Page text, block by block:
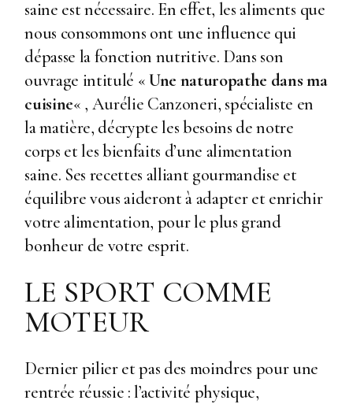
saine est nécessaire. En effet, les aliments que
nous consommons ont une influence qui
dépasse la fonction nutritive. Dans son
ouvrage intitulé «Une naturopathe dans ma
cuisine« , Aurélie Canzoneri, spécialiste en
la matière, décrypte les besoins de notre
corps et les bienfaits d’une alimentation
saine. Ses recettes alliant gourmandise et
équilibre vous aideront à adapter et enrichir
votre alimentation, pour le plus grand
bonheur de votre esprit.
LE SPORT COMME
MOTEUR
Dernier pilier et pas des moindres pour une
rentrée réussie : l’activité physique,